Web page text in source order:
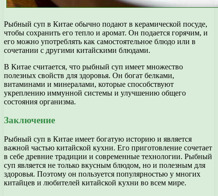
Рыбный суп в Китае обычно подают в керамической посуде,
чтобы сохранить его тепло и аромат. Он подается горячим, и
его можно употреблять как самостоятельное блюдо или в
сочетании с другими китайскими блюдами.
В Китае считается, что рыбный суп имеет множество
полезных свойств для здоровья. Он богат белками,
витаминами и минералами, которые способствуют
укреплению иммунной системы и улучшению общего
состояния организма.
Заключение
Рыбный суп в Китае имеет богатую историю и является
важной частью китайской кухни. Его приготовление сочетает
в себе древние традиции и современные технологии. Рыбный
суп является не только вкусным блюдом, но и полезным для
здоровья. Поэтому он пользуется популярностью у многих
китайцев и любителей китайской кухни во всем мире.